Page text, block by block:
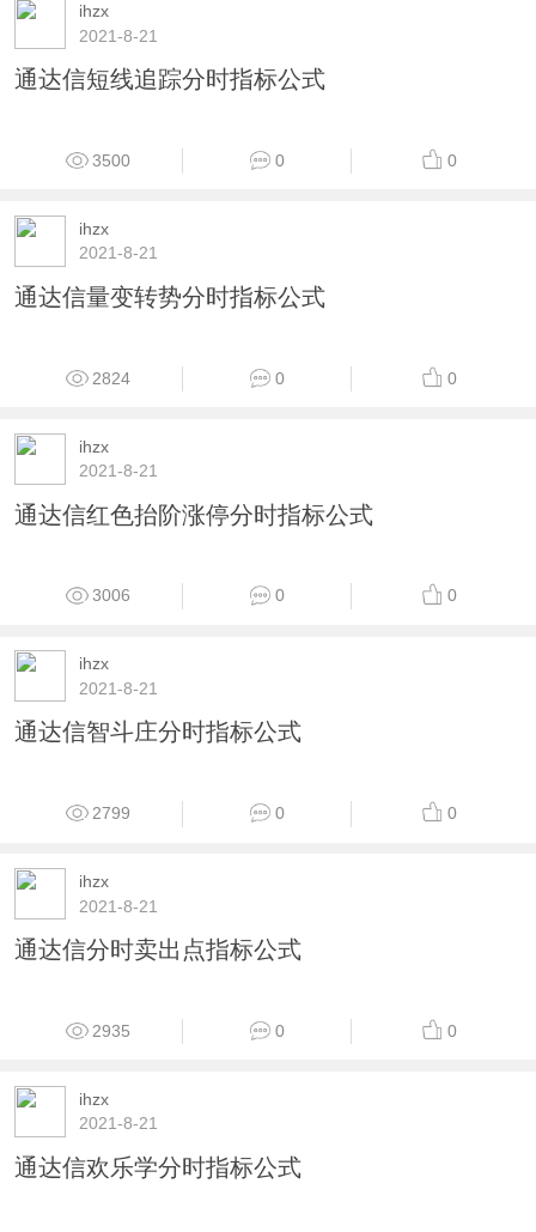
ihzx
2021-8-21
通达信短线追踪分时指标公式
3500 0 0
ihzx
2021-8-21
通达信量变转势分时指标公式
2824 0 0
ihzx
2021-8-21
通达信红色抬阶涨停分时指标公式
3006 0 0
ihzx
2021-8-21
通达信智斗庄分时指标公式
2799 0 0
ihzx
2021-8-21
通达信分时卖出点指标公式
2935 0 0
ihzx
2021-8-21
通达信欢乐学分时指标公式